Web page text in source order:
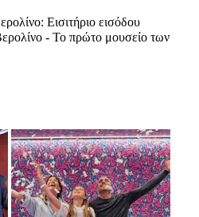
Εισιτήριο εισόδου
- Το πρώτο μουσείο των